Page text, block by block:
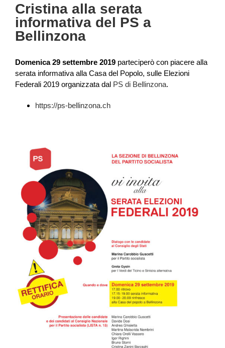
Cristina alla serata
informativa del PS a
Bellinzona
Domenica 29 settembre 2019 parteciperò con piacere alla
serata informativa alla Casa del Popolo, sulle Elezioni
Federali 2019 organizzata dal PS di Bellinzona.
https://ps-bellinzona.ch